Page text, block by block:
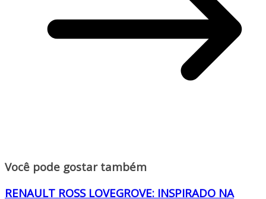
Você pode gostar também
RENAULT ROSS LOVEGROVE: INSPIRADO NA